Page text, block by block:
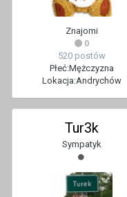
Znajomi
0
520 postów
Płeć:Mężczyzna
Lokacja:Andrychów
Tur3k
Sympatyk